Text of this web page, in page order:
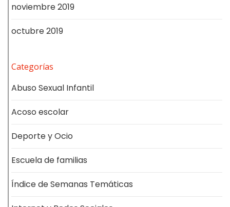
noviembre 2019
octubre 2019
Categorías
Abuso Sexual Infantil
Acoso escolar
Deporte y Ocio
Escuela de familias
Índice de Semanas Temáticas